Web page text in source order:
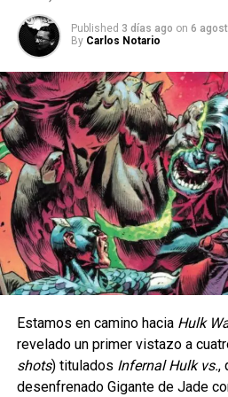
Lamentablemente Sabrina queda
detener la horda de zombies que
romper una de las reglas
brujas, despojándola sus
poder hacer uso de su voz.
La serie da inicio a una etapa
aventuras en cómic para el
Published 3 días ago on 6
By Carlos Notario
Estamos en camino hacia Hulk
revelado un primer vistazo a
shots) titulados Infernal Hulk vs.,
desenfrenado Gigante de Jade